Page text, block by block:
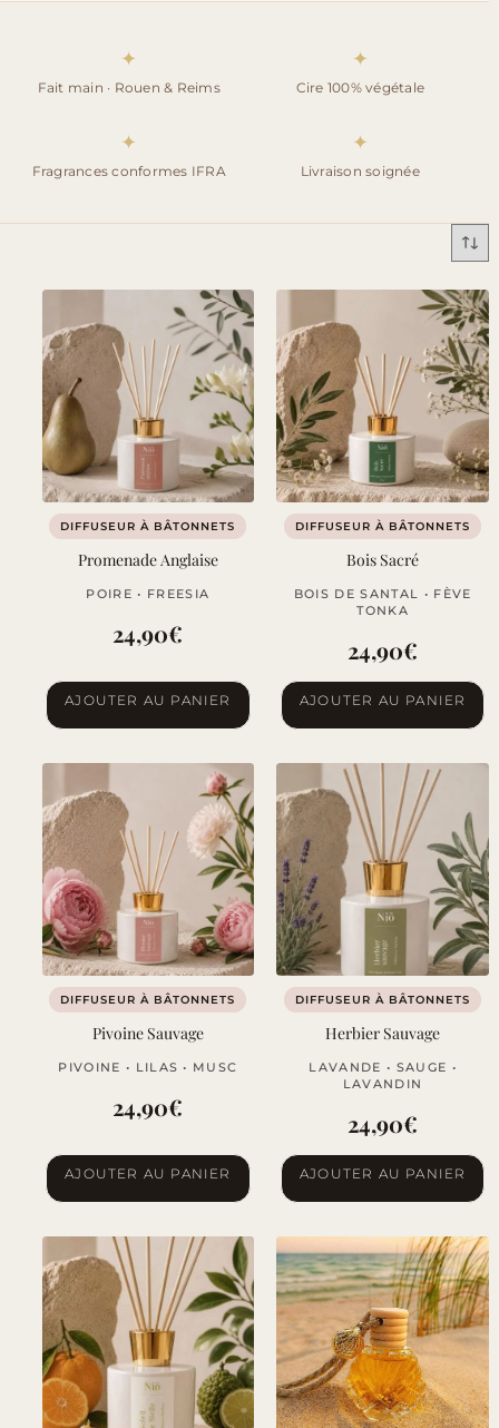
✦
Fait main · Rouen & Reims
✦
Cire 100% végétale
✦
Fragrances conformes IFRA
✦
Livraison soignée
DIFFUSEUR À BÂTONNETS
Promenade Anglaise
POIRE • FREESIA
24,90€
AJOUTER AU PANIER
DIFFUSEUR À BÂTONNETS
Bois Sacré
BOIS DE SANTAL • FÈVE
TONKA
24,90€
AJOUTER AU PANIER
DIFFUSEUR À BÂTONNETS
Pivoine Sauvage
PIVOINE • LILAS • MUSC
24,90€
AJOUTER AU PANIER
DIFFUSEUR À BÂTONNETS
Herbier Sauvage
LAVANDE • SAUGE •
LAVANDIN
24,90€
AJOUTER AU PANIER